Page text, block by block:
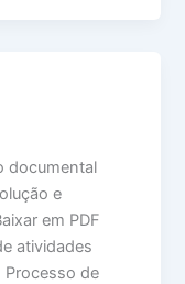
documental
e
em PDF
atividades
Processo de